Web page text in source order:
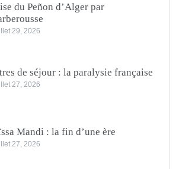
du Peñon d’Alger par
29, 2026
de séjour : la paralysie française
27, 2026
Mandi : la fin d’une ère
27, 2026